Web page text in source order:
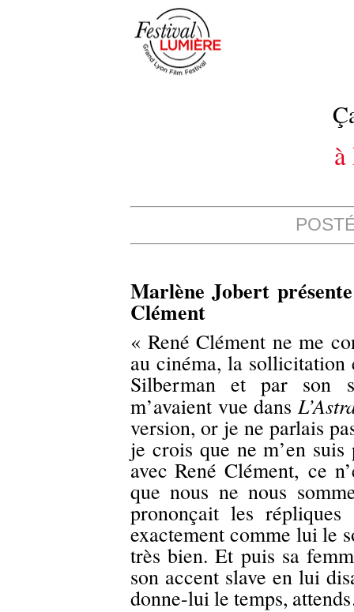
Marlène Jobert
Clément
« René Clément ne me
au cinéma, la sollicitation
Silberman et par son
m’avaient vue dans
version, or je ne parlais
je crois que ne m’en suis
avec René Clément, ce
que nous ne nous
prononçait les
exactement comme lui le
très bien. Et puis sa
son accent slave en lui
donne-lui le temps,